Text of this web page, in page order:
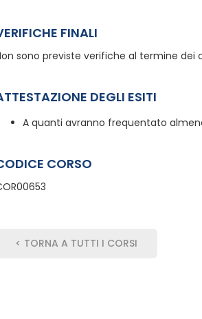
FINALI
sono previste verifiche al termine dei
DEGLI ESITI
A quanti avranno frequentato
CORSO
< TORNA A TUTTI I CORSI